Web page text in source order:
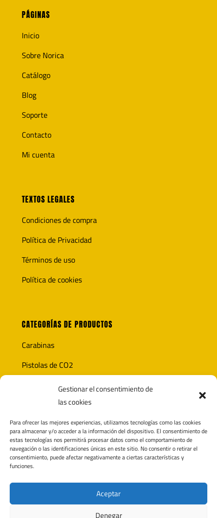
Gestionar el consentimiento de
las cookies
Para ofrecer las mejores experiencias, utilizamos tecnologías como las cookies
para almacenar y/o acceder a la información del dispositivo. El consentimiento de
estas tecnologías nos permitirá procesar datos como el comportamiento de
navegación o las identificaciones únicas en este sitio. No consentir o retirar el
consentimiento, puede afectar negativamente a ciertas características y
funciones.
Aceptar
Denegar
PÁGINAS
Inicio
Sobre Norica
Catálogo
Blog
Soporte
Contacto
Mi cuenta
TEXTOS LEGALES
Condiciones de compra
Política de Privacidad
Términos de uso
Política de cookies
CATEGORÍAS DE PRODUCTOS
Carabinas
Pistolas de CO2
Accesorios
CONTACTO
20690 Elgeta, Gipuzkoa (España)